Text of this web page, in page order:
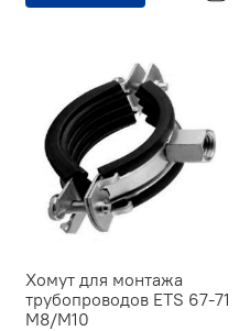
Хомут для монтажа
трубопроводов ETS 67-71
M8/M10